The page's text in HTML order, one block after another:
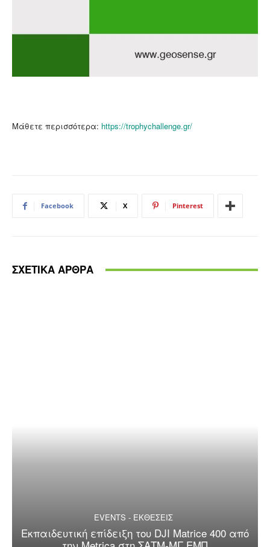
Μάθετε περισσότερα: https://trophychallenge.gr/
Facebook X Pinterest
ΣΧΕΤΙΚΑ ΑΡΘΡΑ
EVENTS - ΕΚΘΕΣΕΙΣ
Εκπαιδευτική επίδειξη του DJI Matrice 400 από